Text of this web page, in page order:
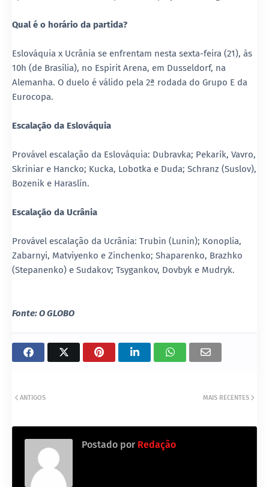
Qual é o horário da partida?
Eslováquia x Ucrânia se enfrentam nesta sexta-feira (21), às
10h (de Brasília), no Espirit Arena, em Dusseldorf, na
Alemanha. O duelo é válido pela 2ª rodada do Grupo E da
Eurocopa.
Escalação da Eslováquia
Provável escalação da Eslováquia: Dubravka; Pekarík, Vavro,
Skriniar e Hancko; Kucka, Lobotka e Duda; Schranz (Suslov),
Bozenik e Haraslín.
Escalação da Ucrânia
Provável escalação da Ucrânia: Trubin (Lunin); Konoplia,
Zabarnyi, Matviyenko e Zinchenko; Shaparenko, Brazhko
(Stepanenko) e Sudakov; Tsygankov, Dovbyk e Mudryk.
Fonte: O GLOBO
MAIS RECENTES
ANTIGOS
Postado por Redação